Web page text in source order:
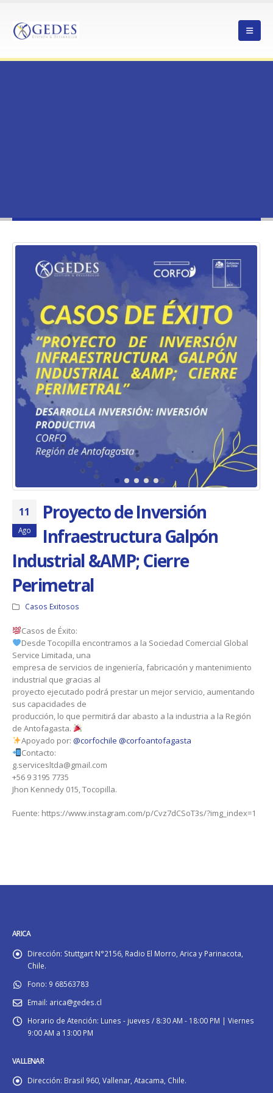
11
Ago
Proyecto de Inversión
Infraestructura Galpón
Industrial &AMP; Cierre
Perimetral
Casos Exitosos
Casos de Éxito:
Desde Tocopilla encontramos a la Sociedad Comercial Global
Service Limitada, una
empresa de servicios de ingeniería, fabricación y mantenimiento
industrial que gracias al
proyecto ejecutado podrá prestar un mejor servicio, aumentando
sus capacidades de
producción, lo que permitirá dar abasto a la industria a la Región
de Antofagasta.
Apoyado por: @corfochile @corfoantofagasta
Contacto:
g.servicesltda@gmail.com
+56 9 3195 7735
Jhon Kennedy 015, Tocopilla.
Fuente: https://www.instagram.com/p/Cvz7dCSoT3s/?img_index=1
ARICA
Dirección: Stuttgart N°2156, Radio El Morro, Arica y Parinacota,
Chile.
Fono: 9 68563783
Email: arica@gedes.cl
Horario de Atención: Lunes - jueves / 8:30 AM - 18:00 PM | Viernes
9:00 AM a 13:00 PM
VALLENAR
Dirección: Brasil 960, Vallenar, Atacama, Chile.